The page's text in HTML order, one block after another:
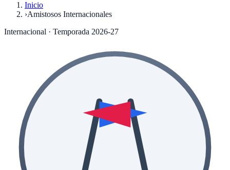
Inicio
›Amistosos Internacionales
Internacional · Temporada 2026-27